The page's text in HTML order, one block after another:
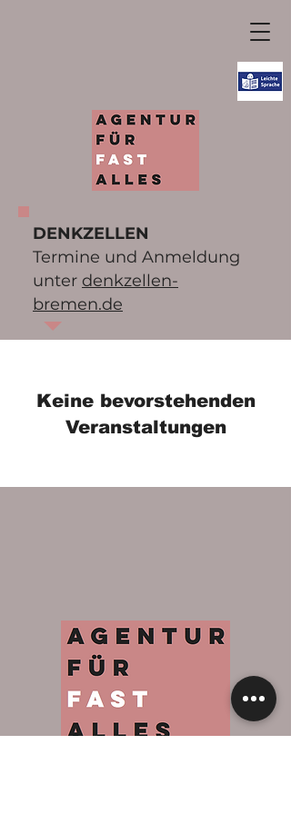
DENKZELLEN
Termine und Anmeldung
unter denkzellen-
bremen.de
Keine bevorstehenden
Veranstaltungen